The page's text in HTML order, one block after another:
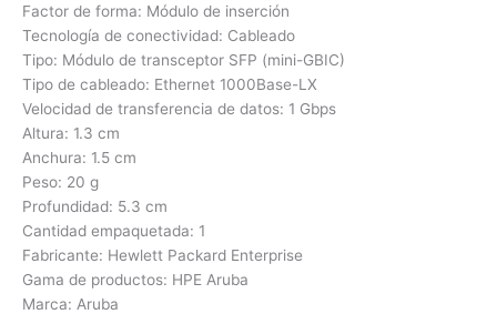
Factor de forma: Módulo de inserción
Tecnología de conectividad: Cableado
Tipo: Módulo de transceptor SFP (mini-GBIC)
Tipo de cableado: Ethernet 1000Base-LX
Velocidad de transferencia de datos: 1 Gbps
Altura: 1.3 cm
Anchura: 1.5 cm
Peso: 20 g
Profundidad: 5.3 cm
Cantidad empaquetada: 1
Fabricante: Hewlett Packard Enterprise
Gama de productos: HPE Aruba
Marca: Aruba